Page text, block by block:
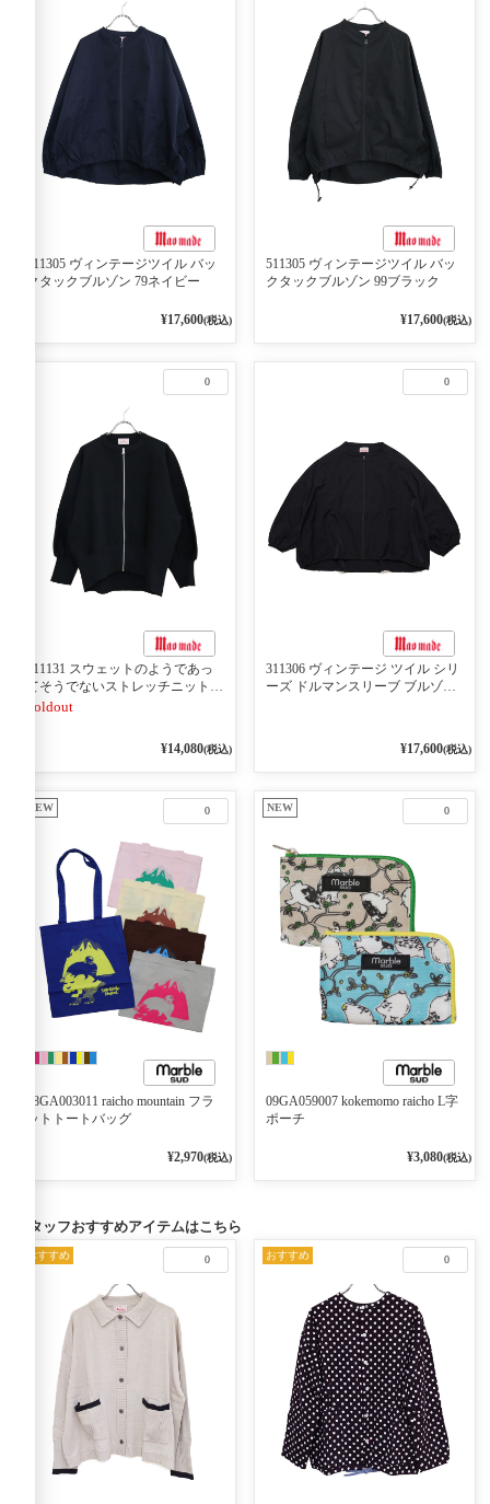
511305 ヴィンテージツイル バッ
クタックブルゾン 79ネイビー
¥17,600(税込)
511305 ヴィンテージツイル バッ
クタックブルゾン 99ブラック
¥17,600(税込)
0
511131 スウェットのようであっ
てそうでないストレッチニット
ラグランスリーブZIP UPブルゾン
Soldout
¥14,080(税込)
0
311306 ヴィンテージ ツイル シリ
ーズ ドルマンスリーブ ブルゾン
¥17,600(税込)
0
NEW
08GA003011 raicho mountain フラ
ットトートバッグ
¥2,970(税込)
0
NEW
09GA059007 kokemomo raicho L字
ポーチ
¥3,080(税込)
スタッフおすすめアイテムはこちら
0
おすすめ 0
おすすめ